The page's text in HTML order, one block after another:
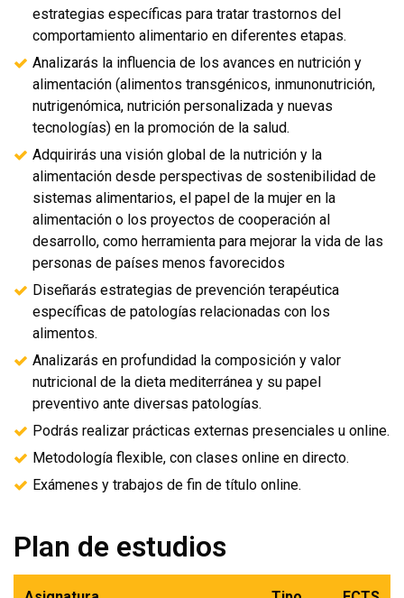
estrategias específicas para tratar trastornos del
comportamiento alimentario en diferentes etapas.
Analizarás la influencia de los avances en nutrición y
alimentación (alimentos transgénicos, inmunonutrición,
nutrigenómica, nutrición personalizada y nuevas
tecnologías) en la promoción de la salud.
Adquirirás una visión global de la nutrición y la
alimentación desde perspectivas de sostenibilidad de
sistemas alimentarios, el papel de la mujer en la
alimentación o los proyectos de cooperación al
desarrollo, como herramienta para mejorar la vida de las
personas de países menos favorecidos
Diseñarás estrategias de prevención terapéutica
específicas de patologías relacionadas con los
alimentos.
Analizarás en profundidad la composición y valor
nutricional de la dieta mediterránea y su papel
preventivo ante diversas patologías.
Podrás realizar prácticas externas presenciales u online.
Metodología flexible, con clases online en directo.
Exámenes y trabajos de fin de título online.
Plan de estudios